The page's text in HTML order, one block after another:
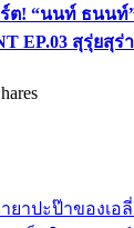
ต! “นนท์ ธนนท์
EP.03 สุรุ่ยสุร่